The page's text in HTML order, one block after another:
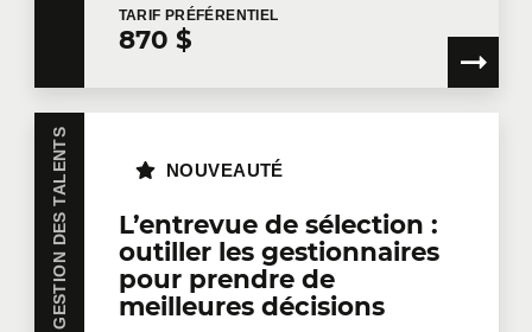
TARIF PRÉFÉRENTIEL
870 $
GESTION DES TALENTS
L’entrevue de sélection :
outiller les gestionnaires
pour prendre de
meilleures décisions
NOUVEAUTÉ